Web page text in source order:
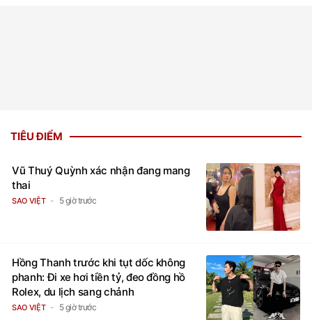
TIÊU ĐIỂM
Vũ Thuý Quỳnh xác nhận đang mang
thai
SAO VIỆT 5 giờ trước
Hồng Thanh trước khi tụt dốc không
phanh: Đi xe hơi tiền tỷ, đeo đồng hồ
Rolex, du lịch sang chảnh
SAO VIỆT 5 giờ trước